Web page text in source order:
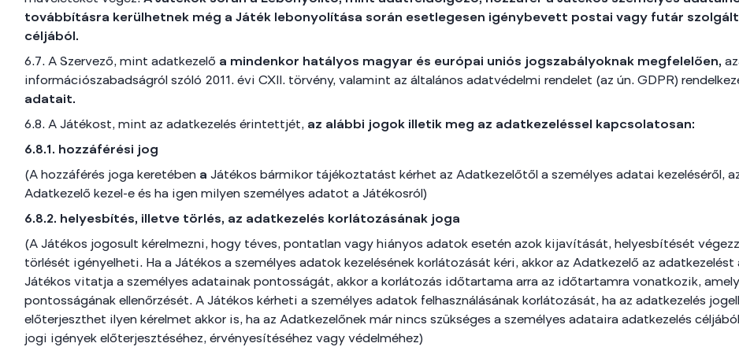
továbbításra kerülhetnek még a Játék lebonyolítása során esetlegesen igénybevett postai vagy futár
céljából.
6.7. A Szervező, mint adatkezelő a mindenkor hatályos magyar és európai uniós jogszabályoknak megfelelően,
információszabadságról szóló 2011. évi CXII. törvény, valamint az általános adatvédelmi rendelet (az ún. GDPR)
adatait.
6.8. A Játékost, mint az adatkezelés érintettjét, az alábbi jogok illetik meg az adatkezeléssel kapcsolatosan:
6.8.1. hozzáférési jog
(A hozzáférés joga keretében a Játékos bármikor tájékoztatást kérhet az Adatkezelőtől a személyes adatai kezeléséről,
Adatkezelő kezel-e és ha igen milyen személyes adatot a Játékosról)
6.8.2. helyesbítés, illetve törlés, az adatkezelés korlátozásának joga
(A Játékos jogosult kérelmezni, hogy téves, pontatlan vagy hiányos adatok esetén azok kijavítását, helyesbítését
törlését igényelheti. Ha a Játékos a személyes adatok kezelésének korlátozását kéri, akkor az Adatkezelő az
Játékos vitatja a személyes adatainak pontosságát, akkor a korlátozás időtartama arra az időtartamra vonatkozik,
pontosságának ellenőrzését. A Játékos kérheti a személyes adatok felhasználásának korlátozását, ha az adatkezelés
előterjeszthet ilyen kérelmet akkor is, ha az Adatkezelőnek már nincs szükséges a személyes adataira adatkezelés
jogi igények előterjesztéséhez, érvényesítéséhez vagy védelméhez)